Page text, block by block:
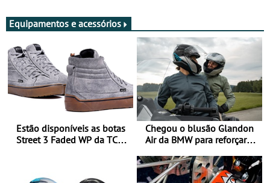
Equipamentos e acessórios
Estão disponíveis as botas
Street 3 Faded WP da TCX
Chegou o blusão Glandon
Air da BMW para reforçar
verão